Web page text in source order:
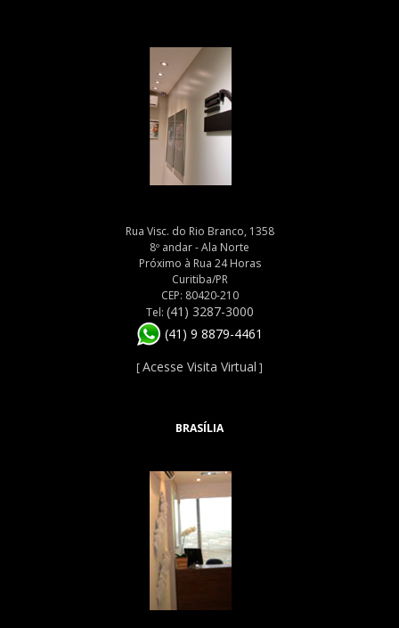
Rua Visc. do Rio Branco, 1358
8º andar - Ala Norte
Próximo à Rua 24 Horas
Curitiba/PR
CEP: 80420-210
Tel: (41) 3287-3000
(41) 9 8879-4461
[Acesse Visita Virtual ]
BRASÍLIA